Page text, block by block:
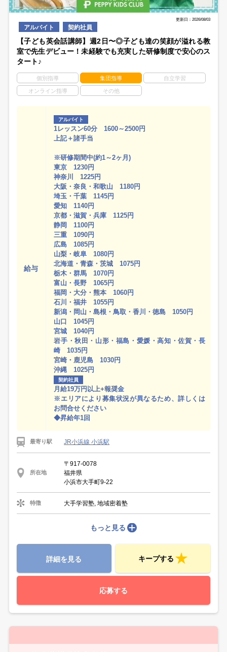
更新日：2026/08/03
アルバイト 契約社員
【子ども英会話講師】週2日〜◎子ども達の笑顔が溢れる教
室で先生デビュー！未経験でも充実した研修制度で安心のス
タート♪
個別指導 集団指導 自立学習
オンライン指導 その他
給与
アルバイト
1レッスン60分 1600～2500円
上記＋諸手当
※研修期間中(約1～2ヶ月)
東京 1230円
神奈川 1225円
大阪・奈良・和歌山 1180円
埼玉・千葉 1145円
愛知 1140円
京都・滋賀・兵庫 1125円
静岡 1100円
三重 1090円
広島 1085円
山梨・岐阜 1080円
北海道・青森・茨城 1075円
栃木・群馬 1070円
富山・長野 1065円
福岡・大分・熊本 1060円
石川・福井 1055円
新潟・岡山・島根・鳥取・香川・徳島 1050円
山口 1045円
宮城 1040円
岩手・秋田・山形・福島・愛媛・高知・佐賀・長
崎 1035円
宮崎・鹿児島 1030円
沖縄 1025円
契約社員
月給19万円以上+報奨金
※エリアにより募集状況が異なるため、詳しくは
お問合せください
◆昇給年1回
最寄り駅 JR小浜線 小浜駅
所在地
〒917-0078
福井県
小浜市大手町9-22
特徴 大手学習塾, 地域密着塾
もっと見る
詳細を見る キープする
応募する